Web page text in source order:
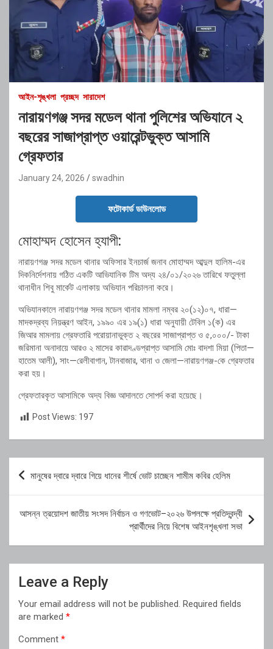
আইন-শৃঙ্খলা প্রচ্ছদ সারাদেশ
নারায়ণগঞ্জ সদর মডেল থানা পুলিশের অভিযানে ২
বছরের সাজাপ্রাপ্ত ওয়ারেন্টভুক্ত আসামি
গ্রেফতার
January 24, 2026 swadhin
ফটোকার্ড ডাউনলোড
মোহাম্মদ হোসেন হ্যাপী:
নারায়ণগঞ্জ সদর মডেল থানার অফিসার ইনচার্জ জনাব মোহাম্মদ আব্দুল হালিম-এর
দিকনির্দেশনায় গঠিত একটি আভিযানিক টিম অদ্য ২৪/০১/২০২৬ তারিখে ফতুল্লা
থানাধীন শিবু মার্কেট এলাকায় অভিযান পরিচালনা করে।
অভিযানকালে নারায়ণগঞ্জ সদর মডেল থানার মামলা নম্বর ২০(১২)০৭, ধারা—
মাদকদ্রব্য নিয়ন্ত্রণ আইন, ১৯৯০ এর ১৯(১) ধারা অনুযায়ী টেবিল ১(ক) এর
জিআর মামলায় গ্রেফতারি পরোয়ানাভুক্ত ২ বছরের সাজাপ্রাপ্ত ও ৫,০০০/- টাকা
জরিমানা অনাদায়ে আরও ২ মাসের কারাদণ্ডপ্রাপ্ত আসামি মোঃ বাদশা মিয়া (পিতা—
হাতেম আলী), সাং—রেলীবাগান, টানবাজার, থানা ও জেলা—নারায়ণগঞ্জ-কে গ্রেফতার
করা হয়।
গ্রেফতারকৃত আসামিকে অদ্য বিজ্ঞ আদালতে সোপর্দ করা হয়েছে।
Post Views: 197
Post
navigation
মানুষের দ্বারে দ্বারে গিয়ে ধানের শীর্ষে ভোট চাচ্ছেন শামীম কবির হেলিম
আসন্ন ত্রয়োদশ জাতীয় সংসদ নির্বাচন ও গণভোট–২০২৬ উপলক্ষে প্রতিদ্বন্দ্বী
প্রার্থীদের নিয়ে বিশেষ আইনশৃঙ্খলা সভা
Leave a Reply
Your email address will not be published. Required fields
are marked *
Comment *